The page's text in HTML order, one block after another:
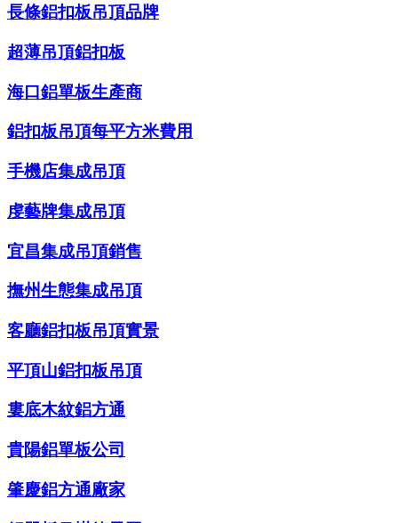
長條鋁扣板吊頂品牌
超薄吊頂鋁扣板
海口鋁單板生產商
鋁扣板吊頂每平方米費用
手機店集成吊頂
虔藝牌集成吊頂
宜昌集成吊頂銷售
撫州生態集成吊頂
客廳鋁扣板吊頂實景
平頂山鋁扣板吊頂
婁底木紋鋁方通
貴陽鋁單板公司
肇慶鋁方通廠家